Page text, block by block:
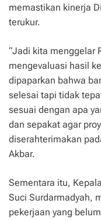
memastikan kinerja
terukur.
“Jadi kita menggelar
mengevaluasi hasil
dipaparkan bahwa
selesai tapi tidak
sesuai dengan apa
dan sepakat agar
diserahterimakan
Akbar.
Sementara itu,
Suci Surdarmadyah,
pekerjaan yang